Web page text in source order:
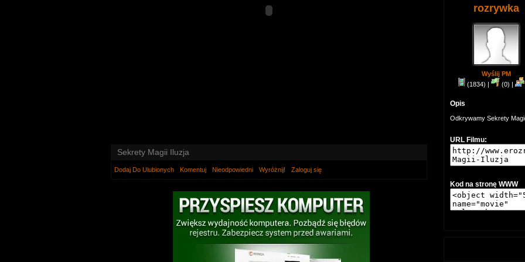
Sekrety Magii Iluzja
Dodaj Do Ulubionych Komentuj Nieodpowiedni Wyróżnij! Zaloguj się
rozrywka
Wyślij PM
(1834) |
(0) |
Opis
Odkrywamy Sekrety
URL Filmu:
Kod na stronę WWW